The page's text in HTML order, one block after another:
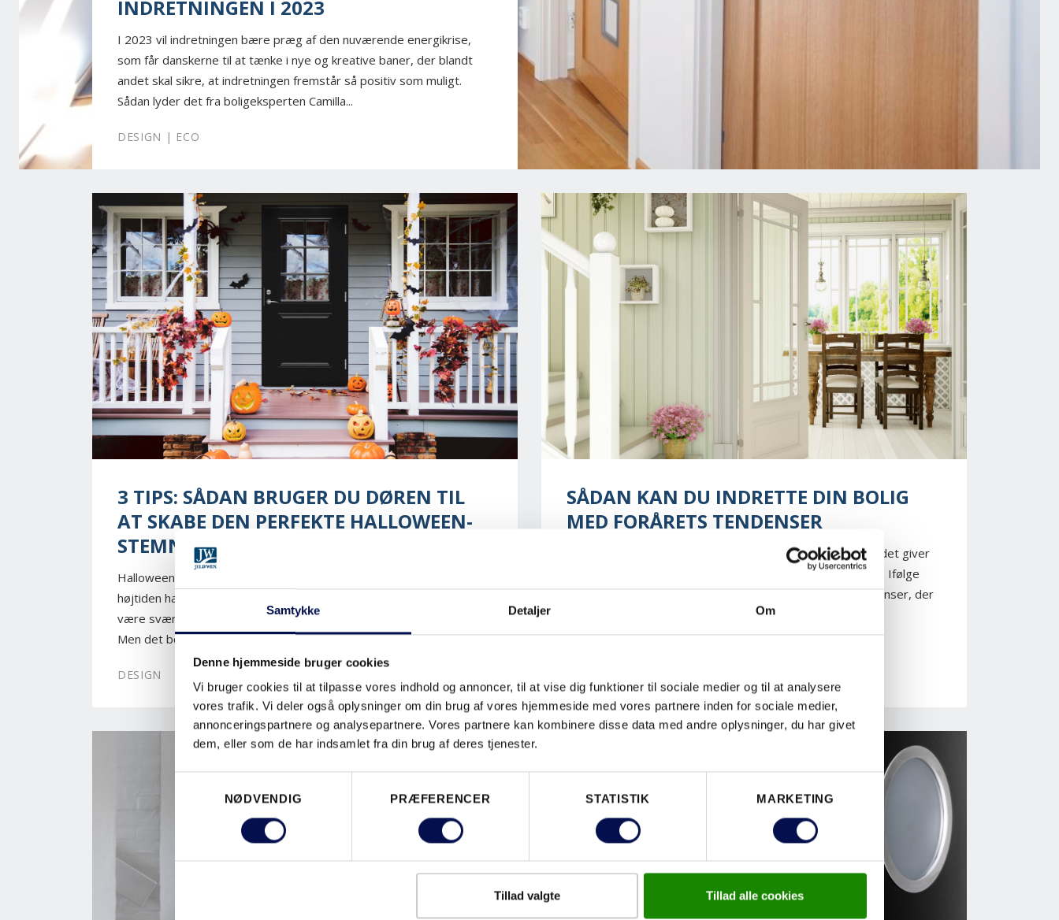
Samtykke Detaljer Om
Denne hjemmeside bruger cookies
Vi bruger cookies til at tilpasse vores indhold og annoncer, til at vise dig funktioner til sociale medier og til at analysere
vores trafik. Vi deler også oplysninger om din brug af vores hjemmeside med vores partnere inden for sociale medier,
annonceringspartnere og analysepartnere. Vores partnere kan kombinere disse data med andre oplysninger, du har givet
dem, eller som de har indsamlet fra din brug af deres tjenester.
NØDVENDIG
PRÆFERENCER STATISTIK MARKETING
Tillad valgte Tillad alle cookies
INDRETNINGEN I 2023
I 2023 vil indretningen bære præg af den nuværende energikrise,
som får danskerne til at tænke i nye og kreative baner, der blandt
andet skal sikre, at indretningen fremstår så positiv som muligt.
Sådan lyder det fra boligeksperten Camilla...
DESIGN | ECO
3 TIPS: SÅDAN BRUGER DU DØREN TIL
AT SKABE DEN PERFEKTE HALLOWEEN-
STEMNING
Halloween har for alvor vundet indpas i Danmark, og hvis ikke
højtiden har været en fast tradition hjemme hos dig, kan det måske
være svært at komme på kreative idéer til at pynte hjemmet op.
Men det behøver ikke at være et hverken besværligt...
DESIGN
SÅDAN KAN DU INDRETTE DIN BOLIG
MED FORÅRETS TENDENSER
Foråret og lysere tider har endelig meldt sin ankomst, og det giver
anledning til at invitere forårsfornemmelserne ind i boligen. Ifølge
indretningsekspert Camilla Rudnicki er der flere boligtendenser, der
vinder frem dette forår, som med simple...